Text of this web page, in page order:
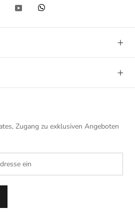
Zugang zu exklusiven Angeboten